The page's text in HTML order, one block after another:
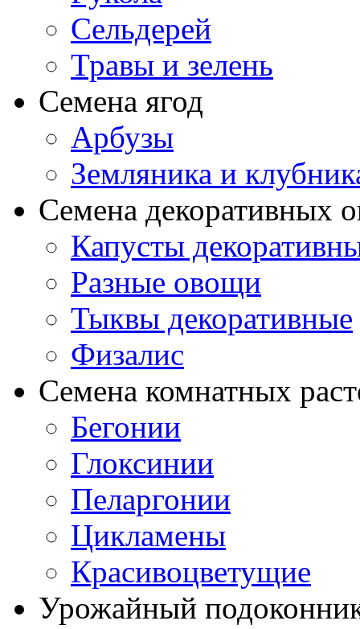
Сельдерей
Травы и зелень
Семена ягод
Арбузы
Земляника и
Семена декоративных
Капусты
Разные овощи
Тыквы декоративные
Физалис
Семена комнатных
Бегонии
Глоксинии
Пеларгонии
Цикламены
Красивоцветущие
Урожайный